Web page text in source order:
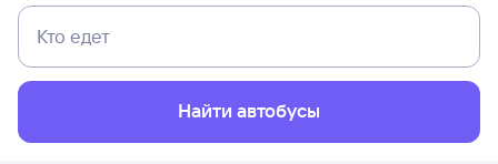
Кто едет
Найти автобусы